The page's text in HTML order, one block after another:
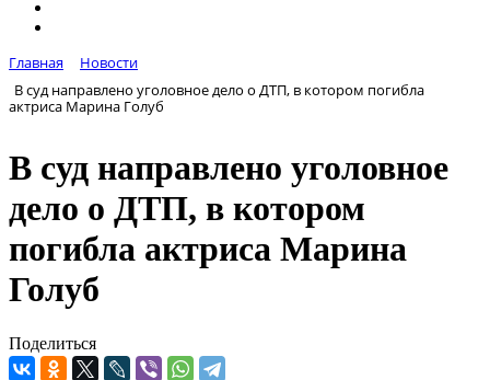
Главная
Новости
В суд направлено уголовное дело о ДТП, в котором погибла
актриса Марина Голуб
В суд направлено уголовное
дело о ДТП, в котором
погибла актриса Марина
Голуб
Поделиться